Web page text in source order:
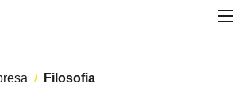
Filosofia